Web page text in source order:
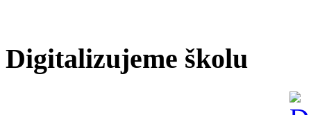
Digitalizujeme školu